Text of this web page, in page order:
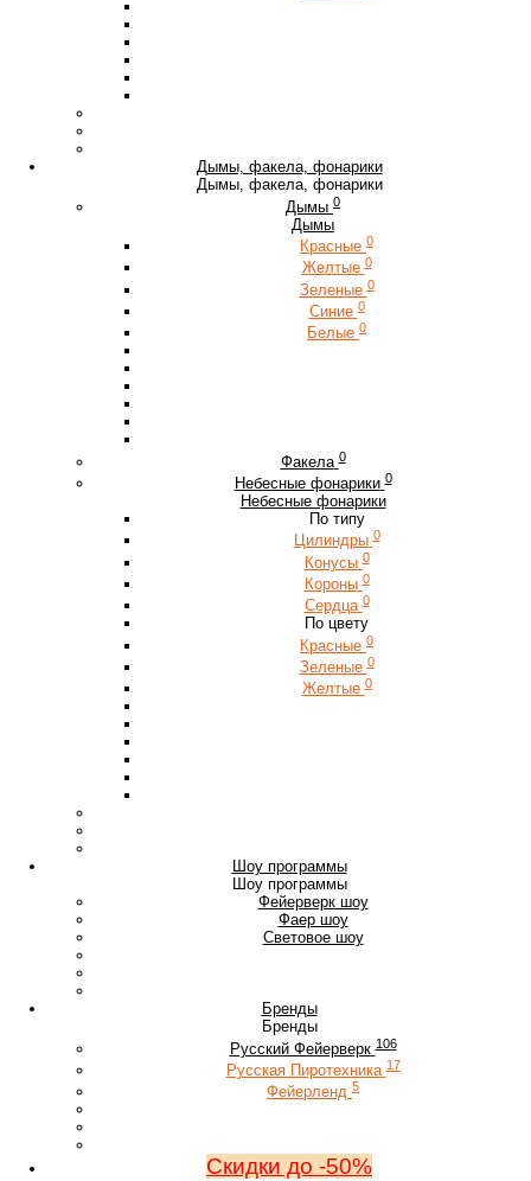
Дымы, факела, фонарики
Дымы, факела, фонарики
Дымы 0
Дымы
Красные 0
Желтые 0
Зеленые 0
Синие 0
Белые 0
Факела 0
Небесные фонарики 0
Небесные фонарики
По типу
Цилиндры 0
Конусы 0
Короны 0
Сердца 0
По цвету
Красные 0
Зеленые 0
Желтые 0
Шоу программы
Шоу программы
Фейерверк шоу
Фаер шоу
Световое шоу
Бренды
Бренды
Русский Фейерверк 106
Русская Пиротехника 17
Фейерленд 5
Скидки до -50%